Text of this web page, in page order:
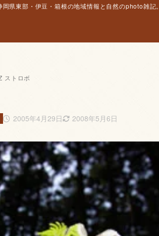
県東部・伊豆・箱根の地域情報と自然のphoto雑記。
ストロボ
2005年4月29日 2008年5月6日